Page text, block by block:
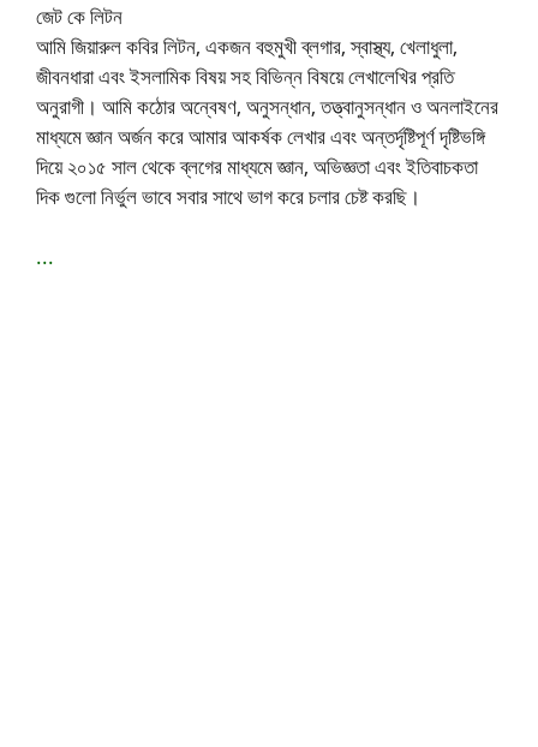
জেট কে লিটন
আমি জিয়ারুল কবির লিটন, একজন বহুমুখী ব্লগার, স্বাস্থ্য, খেলাধুলা,
জীবনধারা এবং ইসলামিক বিষয় সহ বিভিন্ন বিষয়ে লেখালেখির প্রতি
অনুরাগী। আমি কঠোর অন্বেষণ, অনুসন্ধান, তত্ত্বানুসন্ধান ও অনলাইনের
মাধ্যমে জ্ঞান অর্জন করে আমার আকর্ষক লেখার এবং অন্তর্দৃষ্টিপূর্ণ দৃষ্টিভঙ্গি
দিয়ে ২০১৫ সাল থেকে ব্লগের মাধ্যমে জ্ঞান, অভিজ্ঞতা এবং ইতিবাচকতা
দিক গুলো নির্ভুল ভাবে সবার সাথে ভাগ করে চলার চেষ্ট করছি।
...